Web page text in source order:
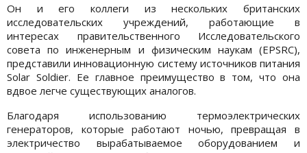
Он и его коллеги из нескольких британских
исследовательских учреждений, работающие в
интересах правительственного Исследовательского
совета по инженерным и физическим наукам (EPSRC),
представили инновационную систему источников питания
Solar Soldier. Ее главное преимущество в том, что она
вдвое легче существующих аналогов.
Благодаря использованию термоэлектрических
генераторов, которые работают ночью, превращая в
электричество вырабатываемое оборудованием и